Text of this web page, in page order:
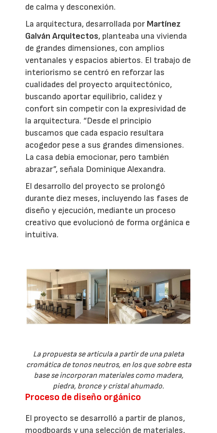
de calma y desconexión.
La arquitectura, desarrollada por Martínez
Galván Arquitectos, planteaba una vivienda
de grandes dimensiones, con amplios
ventanales y espacios abiertos. El trabajo de
interiorismo se centró en reforzar las
cualidades del proyecto arquitectónico,
buscando aportar equilibrio, calidez y
confort sin competir con la expresividad de
la arquitectura. “Desde el principio
buscamos que cada espacio resultara
acogedor pese a sus grandes dimensiones.
La casa debía emocionar, pero también
abrazar”, señala Dominique Alexandra.
El desarrollo del proyecto se prolongó
durante diez meses, incluyendo las fases de
diseño y ejecución, mediante un proceso
creativo que evolucionó de forma orgánica e
intuitiva.
La propuesta se articula a partir de una paleta
cromática de tonos neutros, en los que sobre esta
base se incorporan materiales como madera,
piedra, bronce y cristal ahumado.
Proceso de diseño orgánico
El proyecto se desarrolló a partir de planos,
moodboards y una selección de materiales,